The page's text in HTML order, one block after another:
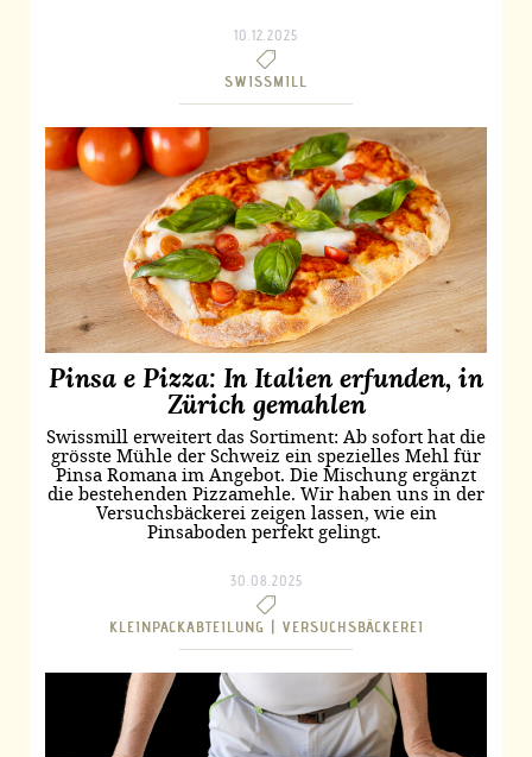
10.12.2025
SWISSMILL
Pinsa e Pizza: In Italien erfunden, in
Zürich gemahlen
Swissmill erweitert das Sortiment: Ab sofort hat die
grösste Mühle der Schweiz ein spezielles Mehl für
Pinsa Romana im Angebot. Die Mischung ergänzt
die bestehenden Pizzamehle. Wir haben uns in der
Versuchsbäckerei zeigen lassen, wie ein
Pinsaboden perfekt gelingt.
30.08.2025
KLEINPACKABTEILUNG | VERSUCHSBÄCKEREI